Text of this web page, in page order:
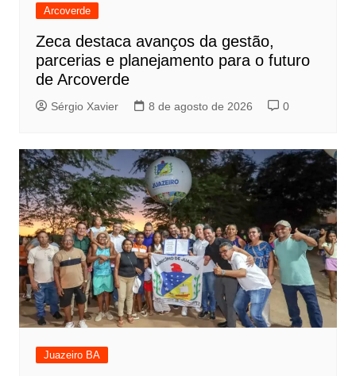
Arcoverde
Zeca destaca avanços da gestão,
parcerias e planejamento para o futuro
de Arcoverde
Sérgio Xavier 8 de agosto de 2026 0
Juazeiro BA